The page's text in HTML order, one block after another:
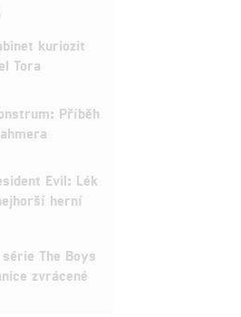
kuriozit
Tora
Příběh
Evil: Lék
herní
The Boys
zvrácené